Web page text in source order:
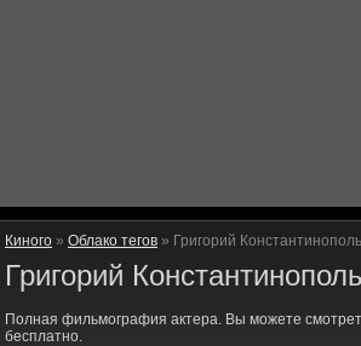
Киного » Облако тегов » Григорий
Григорий
Полная фильмография актера. Вы можете
бесплатно.